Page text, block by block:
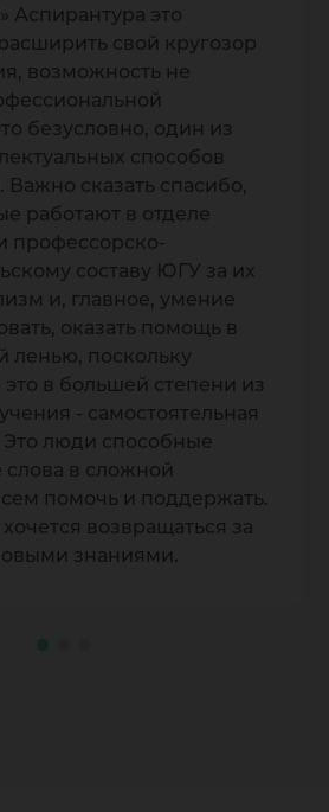
Аспирантура это
свой кругозор
возможность не
безусловно, один из
способов
Важно сказать спасибо,
работают в отделе
профессорско-
составу ЮГУ за их
и, главное, умение
оказать помощь в
ленью, поскольку
в большей степени из
- самостоятельная
Это люди способные
в сложной
помочь и поддержать.
возвращаться за
знаниями.